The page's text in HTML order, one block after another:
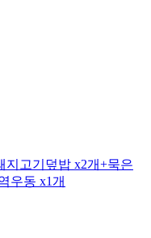
지고기덮밥 x2개+묵은
우동 x1개